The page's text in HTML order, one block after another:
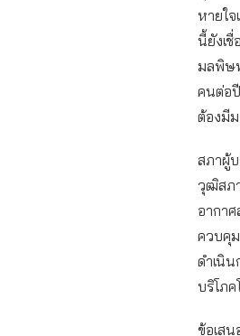
หายใ
นี้ยังเ
มลพิษ
คนต่อ
ต้องมีม
สภาผู้
วุฒิสภ
อากา
ควบคุ
ดำเนิ
บริโภค
ข้อเส